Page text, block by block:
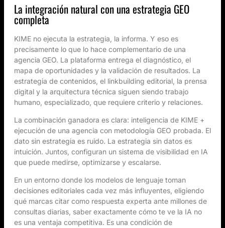
La integración natural con una estrategia GEO
completa
KIME no ejecuta la estrategia, la informa. Y eso es
precisamente lo que lo hace complementario de una
agencia GEO. La plataforma entrega el diagnóstico, el
mapa de oportunidades y la validación de resultados. La
estrategia de contenidos, el linkbuilding editorial, la prensa
digital y la arquitectura técnica siguen siendo trabajo
humano, especializado, que requiere criterio y relaciones.
La combinación ganadora es clara: inteligencia de KIME +
ejecución de una agencia con metodología GEO probada. El
dato sin estrategia es ruido. La estrategia sin datos es
intuición. Juntos, configuran un sistema de visibilidad en IA
que puede medirse, optimizarse y escalarse.
En un entorno donde los modelos de lenguaje toman
decisiones editoriales cada vez más influyentes, eligiendo
qué marcas citar como respuesta experta ante millones de
consultas diarias, saber exactamente cómo te ve la IA no
es una ventaja competitiva. Es una condición de